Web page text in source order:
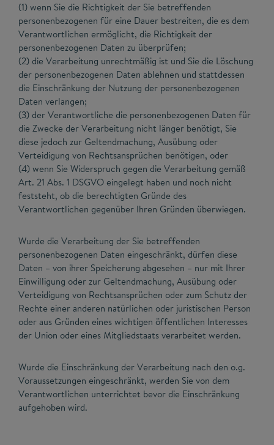
(1) wenn Sie die Richtigkeit der Sie betreffenden
personenbezogenen für eine Dauer bestreiten, die es dem
Verantwortlichen ermöglicht, die Richtigkeit der
personenbezogenen Daten zu überprüfen;
(2) die Verarbeitung unrechtmäßig ist und Sie die Löschung
der personenbezogenen Daten ablehnen und stattdessen
die Einschränkung der Nutzung der personenbezogenen
Daten verlangen;
(3) der Verantwortliche die personenbezogenen Daten für
die Zwecke der Verarbeitung nicht länger benötigt, Sie
diese jedoch zur Geltendmachung, Ausübung oder
Verteidigung von Rechtsansprüchen benötigen, oder
(4) wenn Sie Widerspruch gegen die Verarbeitung gemäß
Art. 21 Abs. 1 DSGVO eingelegt haben und noch nicht
feststeht, ob die berechtigten Gründe des
Verantwortlichen gegenüber Ihren Gründen überwiegen.
Wurde die Verarbeitung der Sie betreffenden
personenbezogenen Daten eingeschränkt, dürfen diese
Daten – von ihrer Speicherung abgesehen – nur mit Ihrer
Einwilligung oder zur Geltendmachung, Ausübung oder
Verteidigung von Rechtsansprüchen oder zum Schutz der
Rechte einer anderen natürlichen oder juristischen Person
oder aus Gründen eines wichtigen öffentlichen Interesses
der Union oder eines Mitgliedstaats verarbeitet werden.
Wurde die Einschränkung der Verarbeitung nach den o.g.
Voraussetzungen eingeschränkt, werden Sie von dem
Verantwortlichen unterrichtet bevor die Einschränkung
aufgehoben wird.